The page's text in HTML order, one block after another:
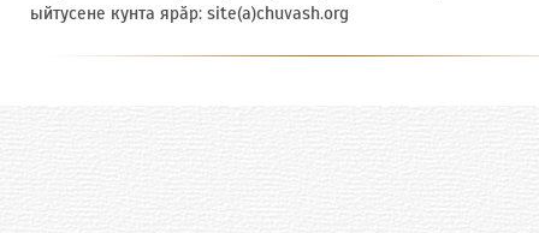
ыйтусене кунта ярӑр: site(a)chuvash.org